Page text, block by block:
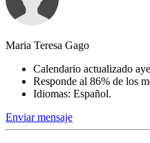
Maria Teresa Gago
Calendario actualizado
Responde al 86% de los
Idiomas: Español.
Enviar mensaje